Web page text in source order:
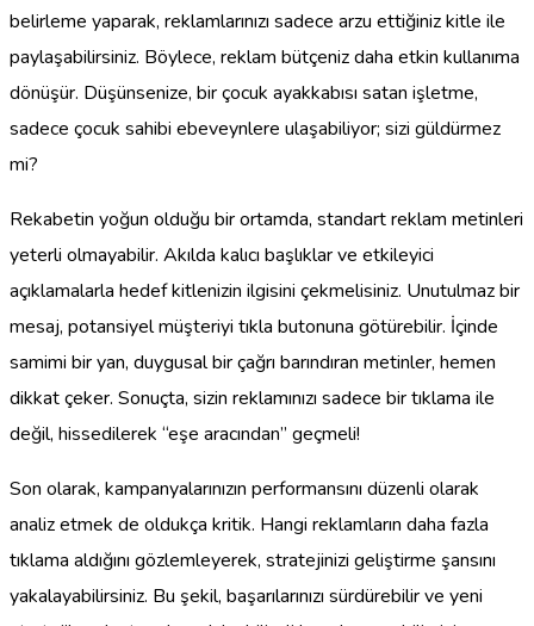
belirleme yaparak, reklamlarınızı sadece arzu ettiğiniz kitle ile
paylaşabilirsiniz. Böylece, reklam bütçeniz daha etkin kullanıma
dönüşür. Düşünsenize, bir çocuk ayakkabısı satan işletme,
sadece çocuk sahibi ebeveynlere ulaşabiliyor; sizi güldürmez
mi?
Rekabetin yoğun olduğu bir ortamda, standart reklam metinleri
yeterli olmayabilir. Akılda kalıcı başlıklar ve etkileyici
açıklamalarla hedef kitlenizin ilgisini çekmelisiniz. Unutulmaz bir
mesaj, potansiyel müşteriyi tıkla butonuna götürebilir. İçinde
samimi bir yan, duygusal bir çağrı barındıran metinler, hemen
dikkat çeker. Sonuçta, sizin reklamınızı sadece bir tıklama ile
değil, hissedilerek “eşe aracından” geçmeli!
Son olarak, kampanyalarınızın performansını düzenli olarak
analiz etmek de oldukça kritik. Hangi reklamların daha fazla
tıklama aldığını gözlemleyerek, stratejinizi geliştirme şansını
yakalayabilirsiniz. Bu şekil, başarılarınızı sürdürebilir ve yeni